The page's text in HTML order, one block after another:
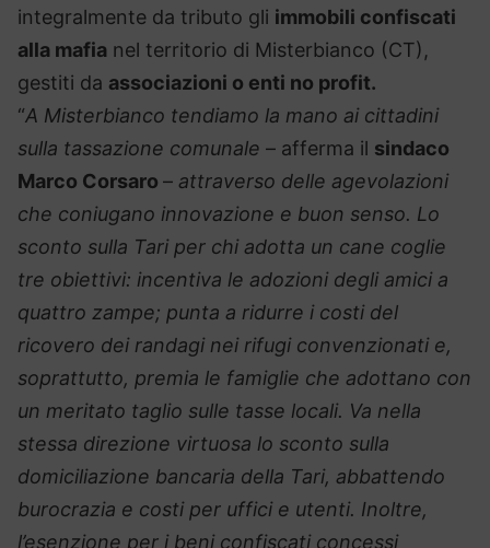
integralmente da tributo gli immobili confiscati
alla mafia nel territorio di Misterbianco (CT),
gestiti da associazioni o enti no profit.
“A Misterbianco tendiamo la mano ai cittadini
sulla tassazione comunale – afferma il sindaco
Marco Corsaro – attraverso delle agevolazioni
che coniugano innovazione e buon senso. Lo
sconto sulla Tari per chi adotta un cane coglie
tre obiettivi: incentiva le adozioni degli amici a
quattro zampe; punta a ridurre i costi del
ricovero dei randagi nei rifugi convenzionati e,
soprattutto, premia le famiglie che adottano con
un meritato taglio sulle tasse locali. Va nella
stessa direzione virtuosa lo sconto sulla
domiciliazione bancaria della Tari, abbattendo
burocrazia e costi per uffici e utenti. Inoltre,
l’esenzione per i beni confiscati concessi